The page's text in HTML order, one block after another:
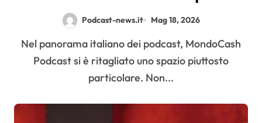
guadagna davvero il progetto
Podcast-news.it Mag 18, 2026
Nel panorama italiano dei podcast, MondoCash
Podcast si è ritagliato uno spazio piuttosto
particolare. Non...